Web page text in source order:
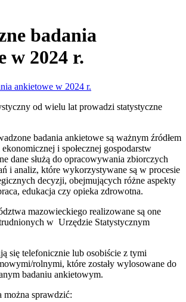
badania
w 2024 r.
od wielu lat prowadzi statystyczne
badania ankietowe są ważnym źródłem
i społecznej gospodarstw
dane służą do opracowywania zbiorczych
i analiz, które wykorzystywane są w procesie
decyzji, obejmujących różne aspekty
edukacja czy opieka zdrowotna.
mazowieckiego realizowane są one
w Urzędzie Statystycznym
się telefonicznie lub osobiście z tymi
rolnymi, które zostały wylosowane do
badaniu ankietowym.
można sprawdzić: